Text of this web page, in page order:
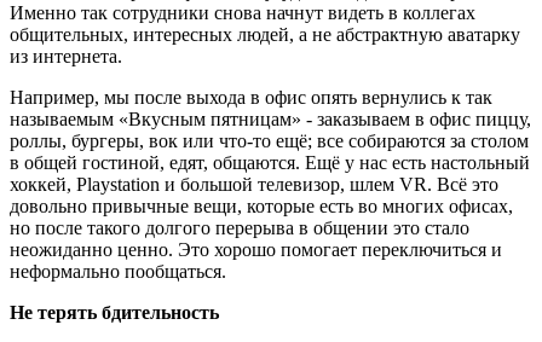
Именно так сотрудники снова начнут видеть в коллегах
общительных, интересных людей, а не абстрактную аватарку
из интернета.
Например, мы после выхода в офис опять вернулись к так
называемым «Вкусным пятницам» - заказываем в офис пиццу,
роллы, бургеры, вок или что-то ещё; все собираются за столом
в общей гостиной, едят, общаются. Ещё у нас есть настольный
хоккей, Playstation и большой телевизор, шлем VR. Всё это
довольно привычные вещи, которые есть во многих офисах,
но после такого долгого перерыва в общении это стало
неожиданно ценно. Это хорошо помогает переключиться и
неформально пообщаться.
Не терять бдительность